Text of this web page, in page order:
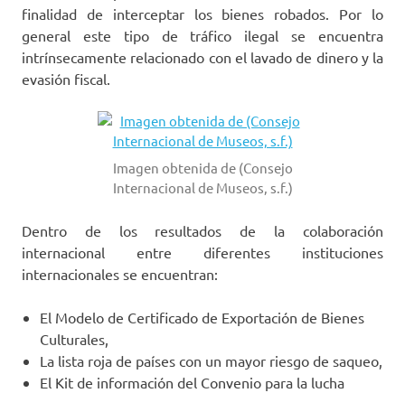
finalidad de interceptar los bienes robados. Por lo
general este tipo de tráfico ilegal se encuentra
intrínsecamente relacionado con el lavado de dinero y la
evasión fiscal.
Imagen obtenida de (Consejo
Internacional de Museos, s.f.)
Dentro de los resultados de la colaboración
internacional entre diferentes instituciones
internacionales se encuentran:
El Modelo de Certificado de Exportación de Bienes
Culturales,
La lista roja de países con un mayor riesgo de saqueo,
El Kit de información del Convenio para la lucha